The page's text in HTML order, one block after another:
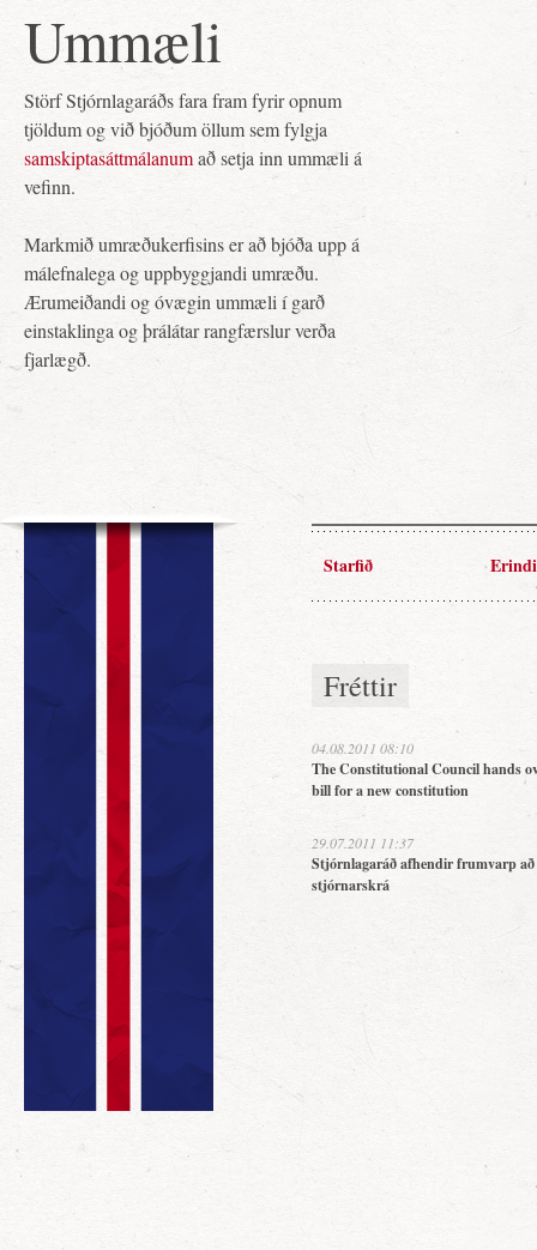
Ummæli
Störf Stjórnlagaráðs fara fram fyrir opnum
tjöldum og við bjóðum öllum sem fylgja
samskiptasáttmálanumað setja inn ummæli á
vefinn.
Markmið umræðukerfisins er að bjóða upp á
málefnalega og uppbyggjandi umræðu.
Ærumeiðandi og óvægin ummæli í garð
einstaklinga og þrálátar rangfærslur verða
fjarlægð.
Starfið Erindi
Fréttir
04.08.2011 08:10
The Constitutional Council hands
bill for a new constitution
29.07.2011 11:37
Stjórnlagaráð afhendir frumvarp
stjórnarskrá